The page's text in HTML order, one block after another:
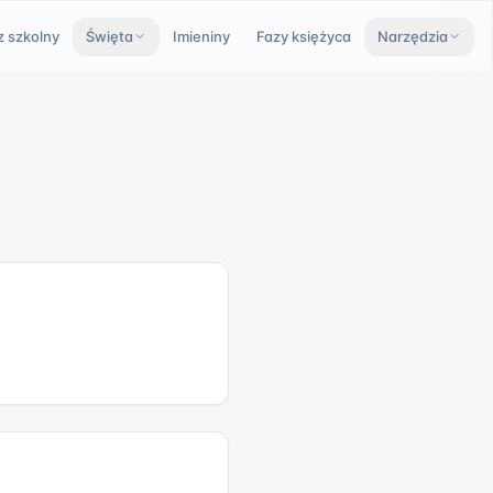
szkolny Święta Imieniny Fazy księżyca Narzędzia